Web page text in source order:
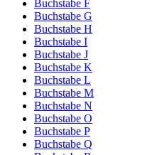
Buchstabe F
Buchstabe G
Buchstabe H
Buchstabe I
Buchstabe J
Buchstabe K
Buchstabe L
Buchstabe M
Buchstabe N
Buchstabe O
Buchstabe P
Buchstabe Q